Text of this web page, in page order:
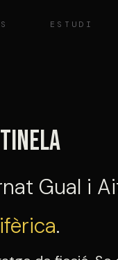
ESTUDI
Gual i
.